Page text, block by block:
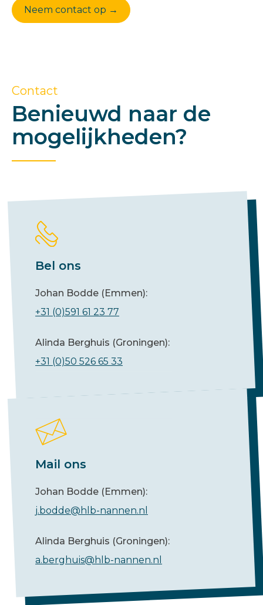
Neem contact op →
Contact
Benieuwd naar de
mogelijkheden?
Bel ons
Johan Bodde (Emmen):
+31 (0)591 61 23 77
Alinda Berghuis (Groningen):
+31 (0)50 526 65 33
Mail ons
Johan Bodde (Emmen):
j.bodde@hlb-nannen.nl
Alinda Berghuis (Groningen):
a.berghuis@hlb-nannen.nl